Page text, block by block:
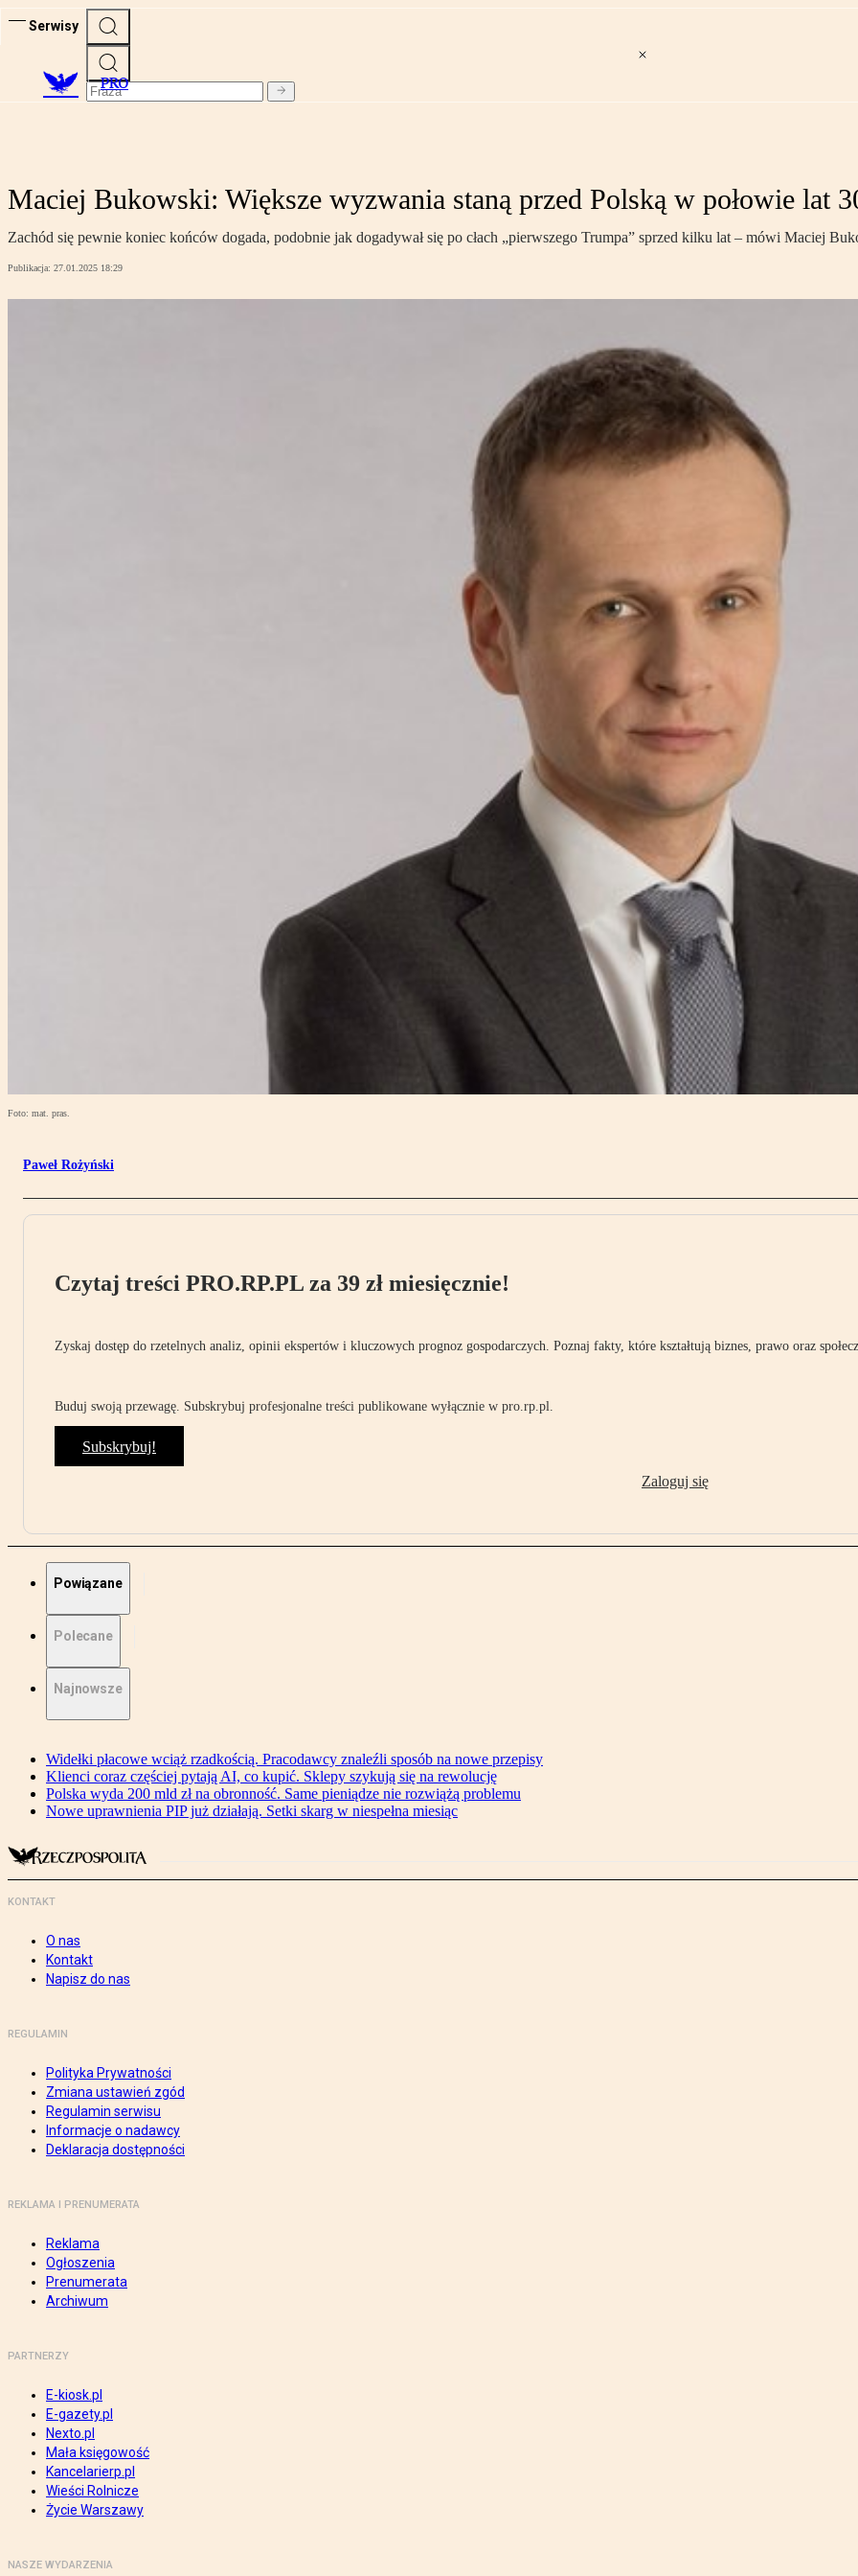
Serwisy
PRO
Maciej Bukowski: Większe wyzwania staną przed Polską w połowie lat
Zachód się pewnie koniec końców dogada, podobnie jak dogadywał się po cłach „pierwszego Trumpa” sprzed kilku lat – mówi Maciej
Publikacja: 27.01.2025 18:29
Foto: mat. pras.
Paweł Rożyński
Czytaj treści PRO.RP.PL za 39 zł miesięcznie!
Zyskaj dostęp do rzetelnych analiz, opinii ekspertów i kluczowych prognoz gospodarczych. Poznaj fakty, które kształtują biznes, prawo oraz
Buduj swoją przewagę. Subskrybuj profesjonalne treści publikowane wyłącznie w pro.rp.pl.
Subskrybuj!
Zaloguj się
Powiązane
Polecane
Najnowsze
Widełki płacowe wciąż rzadkością. Pracodawcy znaleźli sposób na nowe przepisy
Klienci coraz częściej pytają AI, co kupić. Sklepy szykują się na rewolucję
Polska wyda 200 mld zł na obronność. Same pieniądze nie rozwiążą problemu
Nowe uprawnienia PIP już działają. Setki skarg w niespełna miesiąc
KONTAKT
O nas
Kontakt
Napisz do nas
REGULAMIN
Polityka Prywatności
Zmiana ustawień zgód
Regulamin serwisu
Informacje o nadawcy
Deklaracja dostępności
REKLAMA I PRENUMERATA
Reklama
Ogłoszenia
Prenumerata
Archiwum
PARTNERZY
E-kiosk.pl
E-gazety.pl
Nexto.pl
Mała księgowość
Kancelarierp.pl
Wieści Rolnicze
Życie Warszawy
NASZE WYDARZENIA